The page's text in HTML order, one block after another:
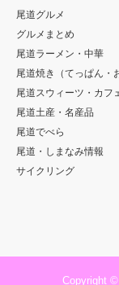
尾道グルメ
グルメまとめ
尾道ラーメン・中華
尾道焼き（てっぱん・
尾道スウィーツ・カフ
尾道土産・名産品
尾道でべら
尾道・しまなみ情報
サイクリング
Copyright ©